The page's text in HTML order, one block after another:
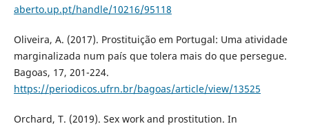
aberto.up.pt/handle/10216/95118
Oliveira, A. (2017). Prostituição em Portugal: Uma atividade
marginalizada num país que tolera mais do que persegue.
Bagoas, 17, 201-224.
https://periodicos.ufrn.br/bagoas/article/view/13525
Orchard, T. (2019). Sex work and prostitution. In